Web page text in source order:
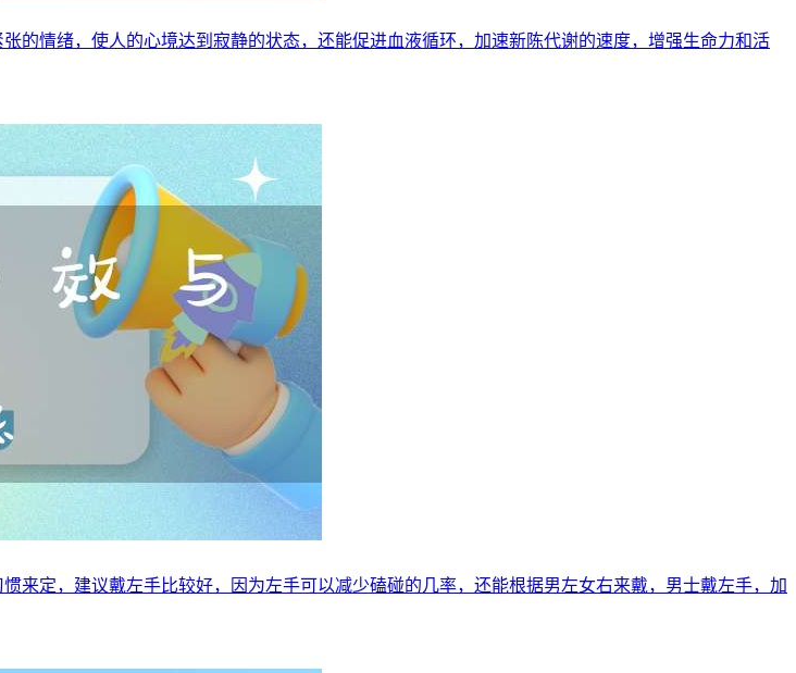
的情绪，使人的心境达到寂静的状态，还能促进血液循环，加速新陈代谢的速度，增强生命力和活
来定，建议戴左手比较好，因为左手可以减少磕碰的几率，还能根据男左女右来戴，男士戴左手，加